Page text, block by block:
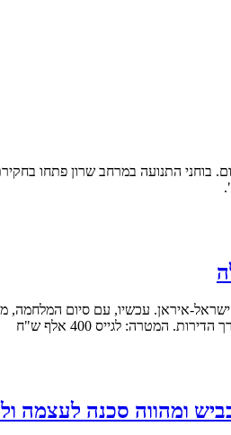
נקבע במקום. בוחני התנועה במרחב שרון
איראן. עכשיו, עם סיום המלחמה,
לגייס 400 אלף ש"ח
ומהווה סכנה לעצמה